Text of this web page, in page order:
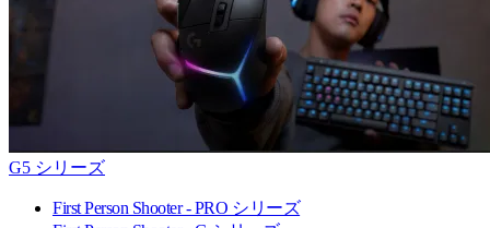
G5 シリーズ
First Person Shooter - PRO シリーズ